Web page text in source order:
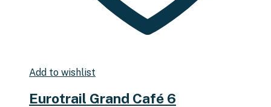
Add to wishlist
Eurotrail Grand Café 6